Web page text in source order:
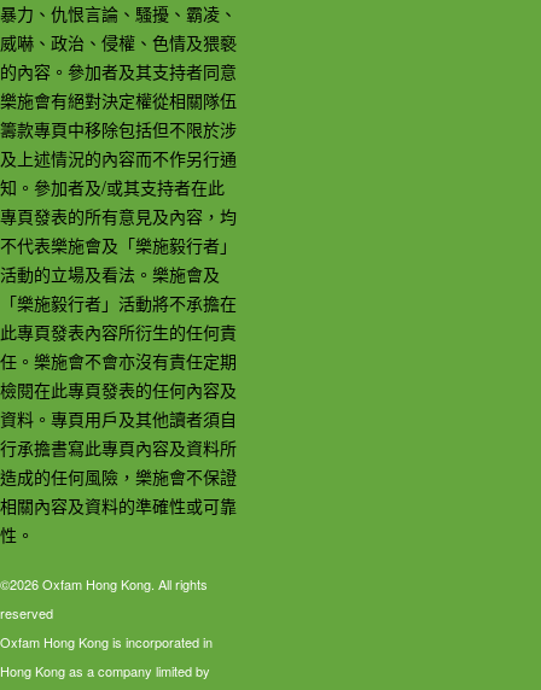
暴力、仇恨言論、騷擾、霸凌、
威嚇、政治、侵權、色情及猥褻
的內容。參加者及其支持者同意
樂施會有絕對決定權從相關隊伍
籌款專頁中移除包括但不限於涉
及上述情況的內容而不作另行通
知。參加者及/或其支持者在此
專頁發表的所有意見及內容，均
不代表樂施會及「樂施毅行者」
活動的立場及看法。樂施會及
「樂施毅行者」活動將不承擔在
此專頁發表內容所衍生的任何責
任。樂施會不會亦沒有責任定期
檢閱在此專頁發表的任何內容及
資料。專頁用戶及其他讀者須自
行承擔書寫此專頁內容及資料所
造成的任何風險，樂施會不保證
相關內容及資料的準確性或可靠
性。
©2026 Oxfam Hong Kong. All rights
reserved
Oxfam Hong Kong is incorporated in
Hong Kong as a company limited by